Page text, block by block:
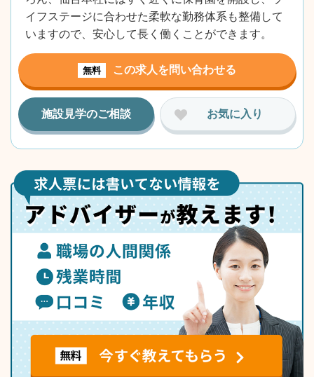
イフステージに合わせた柔軟な勤務体系も整備して
いますので、安心して長く働くことができます。
無料 この求人を問い合わせる
施設見学のご相談 お気に入り